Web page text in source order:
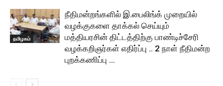
தமிழகம்
நீதிமன்றங்களில் இ.பைலிங்க் முறையில்
வழக்குகளை தாக்கல் செய்யும்
மத்தியரசின் திட்டத்திற்கு பாண்டிச்சேரி
வழக்கறிஞர்கள் எதிர்ப்பு .. 2 நாள் நீதிமன்ற
புறக்கணிப்பு …